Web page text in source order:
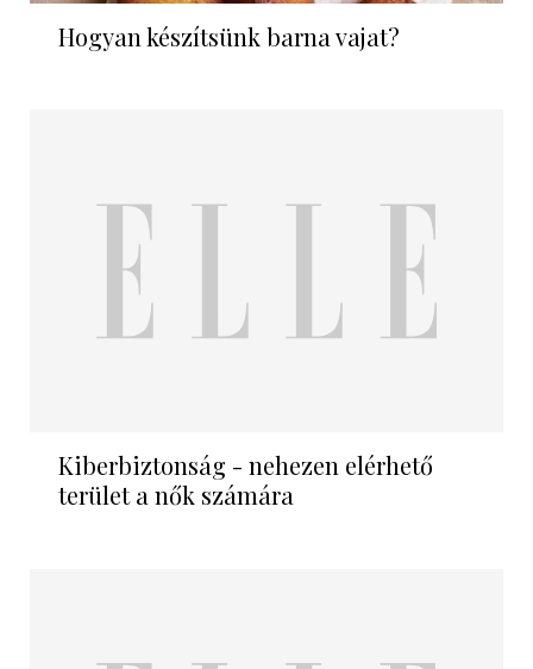
Hogyan készítsünk barna vajat?
Kiberbiztonság - nehezen elérhető
terület a nők számára